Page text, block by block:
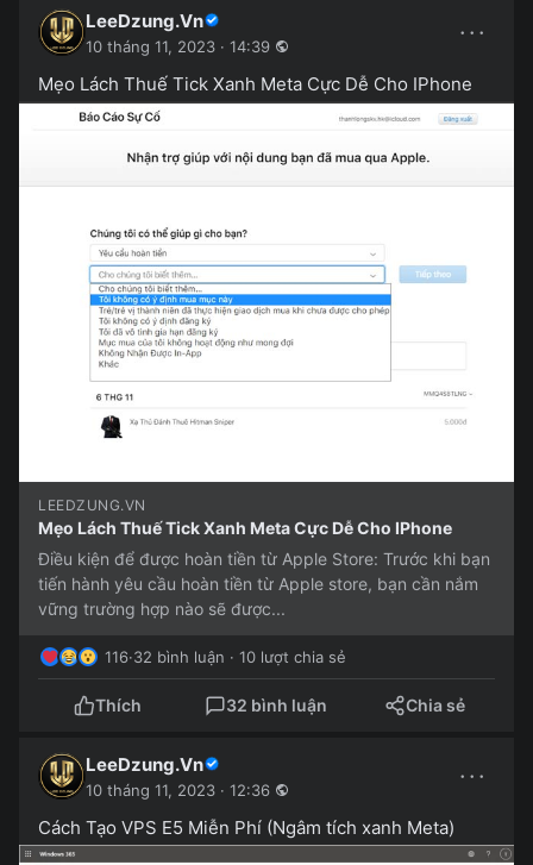
LeeDzung.Vn
10 tháng 11, 2023 · 14:39 ···
Mẹo Lách Thuế Tick Xanh Meta Cực Dễ Cho IPhone
LEEDZUNG.VN
Mẹo Lách Thuế Tick Xanh Meta Cực Dễ Cho IPhone
Điều kiện để được hoàn tiền từ Apple Store: Trước khi bạn
tiến hành yêu cầu hoàn tiền từ Apple store, bạn cần nắm
vững trường hợp nào sẽ được...
116·32 bình luận · 10 lượt chia sẻ
Thích 32 bình luận Chia sẻ
LeeDzung.Vn
10 tháng 11, 2023 · 12:36 ···
Cách Tạo VPS E5 Miễn Phí (Ngâm tích xanh Meta)